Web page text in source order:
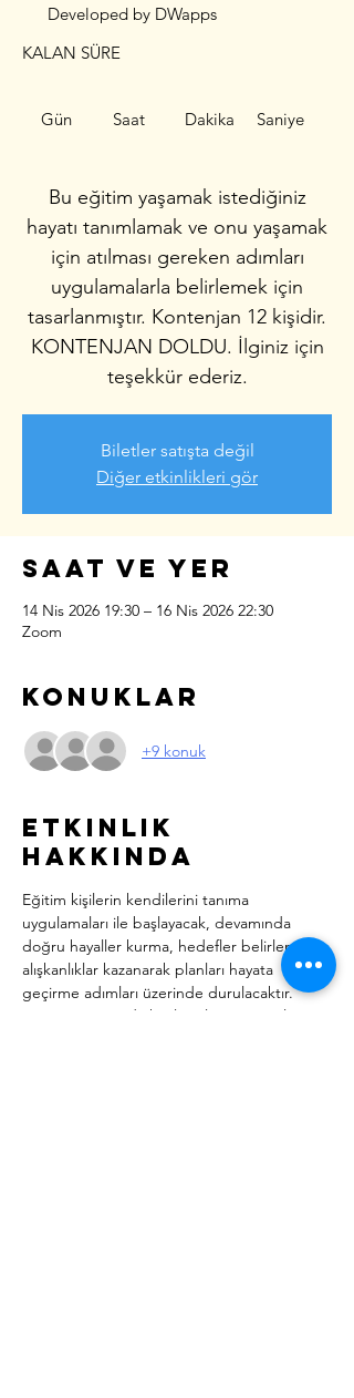
Saniye
Dakika
Saat
Gün
KALAN SÜRE
Developed by DWapps
Bu eğitim yaşamak istediğiniz
hayatı tanımlamak ve onu yaşamak
için atılması gereken adımları
uygulamalarla belirlemek için
tasarlanmıştır. Kontenjan 12 kişidir.
KONTENJAN DOLDU. İlginiz için
teşekkür ederiz.
Biletler satışta değil
Diğer etkinlikleri gör
Saat ve Yer
14 Nis 2026 19:30 – 16 Nis 2026 22:30
Zoom
Konuklar
+9 konuk
Etkinlik
hakkında
Eğitim kişilerin kendilerini tanıma
uygulamaları ile başlayacak, devamında
doğru hayaller kurma, hedefler belirleme,
alışkanlıklar kazanarak planları hayata
geçirme adımları üzerinde durulacaktır.
Eğitim sonrasında katılımcıların 2026 yılı